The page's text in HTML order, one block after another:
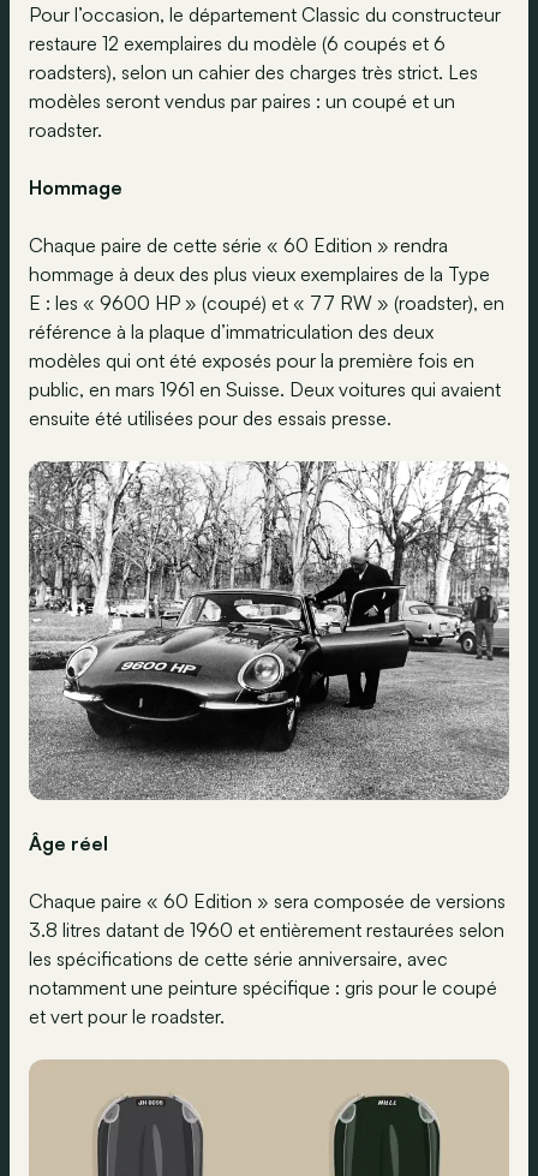
Pour l’occasion, le département Classic du constructeur
restaure 12 exemplaires du modèle (6 coupés et 6
roadsters), selon un cahier des charges très strict. Les
modèles seront vendus par paires : un coupé et un
roadster.
Hommage
Chaque paire de cette série « 60 Edition » rendra
hommage à deux des plus vieux exemplaires de la Type
E : les « 9600 HP » (coupé) et « 77 RW » (roadster), en
référence à la plaque d’immatriculation des deux
modèles qui ont été exposés pour la première fois en
public, en mars 1961 en Suisse. Deux voitures qui avaient
ensuite été utilisées pour des essais presse.
Âge réel
Chaque paire « 60 Edition » sera composée de versions
3.8 litres datant de 1960 et entièrement restaurées selon
les spécifications de cette série anniversaire, avec
notamment une peinture spécifique : gris pour le coupé
et vert pour le roadster.